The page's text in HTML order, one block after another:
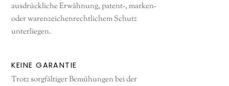
ausdrückliche Erwähnung, patent-, marken-
oder warenzeichenrechtlichem Schutz
unterliegen.
KEINE GARANTIE
Trotz sorgfältiger Bemühungen bei der